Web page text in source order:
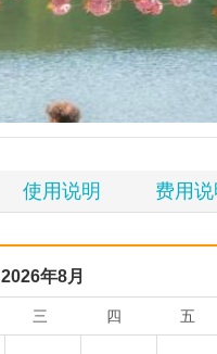
使用说明 费用
2026年8月
三 四 五